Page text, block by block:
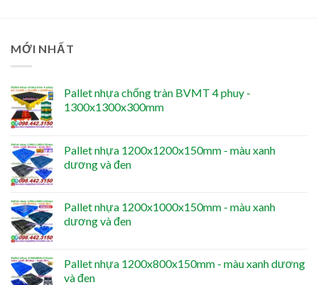
MỚI NHẤT
Pallet nhựa chống tràn BVMT 4 phuy -
1300x1300x300mm
Pallet nhựa 1200x1200x150mm - màu xanh
dương và đen
Pallet nhựa 1200x1000x150mm - màu xanh
dương và đen
Pallet nhựa 1200x800x150mm - màu xanh dương
và đen